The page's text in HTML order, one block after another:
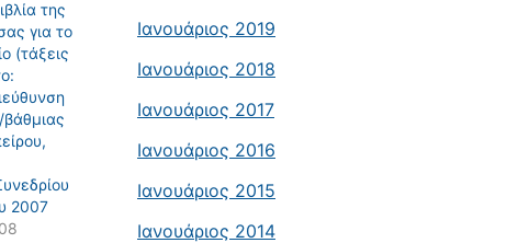
της
για το
(τάξεις
2007
Ιανουάριος 2019
Ιανουάριος 2018
Ιανουάριος 2017
Ιανουάριος 2016
Ιανουάριος 2015
Ιανουάριος 2014